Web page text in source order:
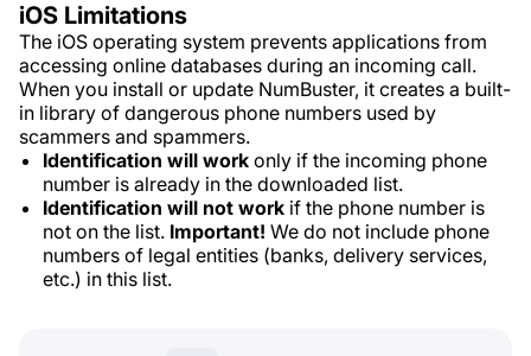
iOS Limitations
The iOS operating system prevents applications from
accessing online databases during an incoming call.
When you install or update NumBuster, it creates a built-
in library of dangerous phone numbers used by
scammers and spammers.
Identification will work only if the incoming phone
number is already in the downloaded list.
Identification will not work if the phone number is
not on the list. Important! We do not include phone
numbers of legal entities (banks, delivery services,
etc.) in this list.